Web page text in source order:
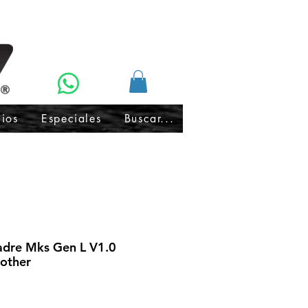
Especiales Buscar...
Mks Gen L V1.0